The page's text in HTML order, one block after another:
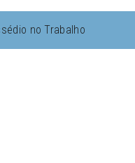
no Trabalho